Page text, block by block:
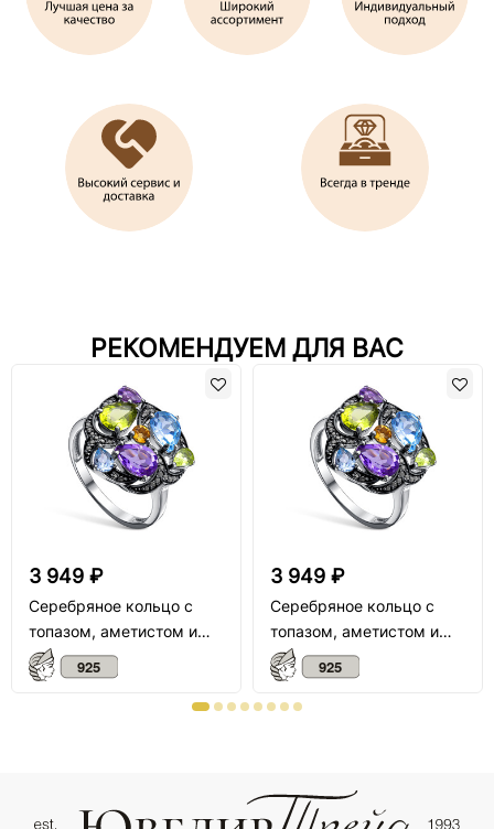
РЕКОМЕНДУЕМ ДЛЯ ВАС
3 949 ₽
Серебряное кольцо с
топазом, аметистом и
миксом камней
3 949 ₽
Серебряное кольцо с
топазом, аметистом и
миксом камней